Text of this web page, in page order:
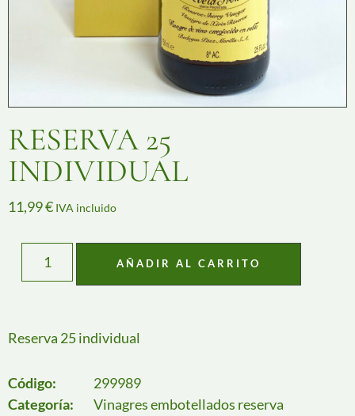
RESERVA 25
INDIVIDUAL
11,99€ IVA incluido
AÑADIR AL CARRITO
Reserva 25 individual
Código:
299989
Categoría:
Vinagres embotellados reserva